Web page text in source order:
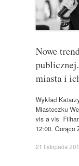
Nowe
miasta i
Wykład
Miasteczku
vis a vis
12:00. Gorąco
21 listopada